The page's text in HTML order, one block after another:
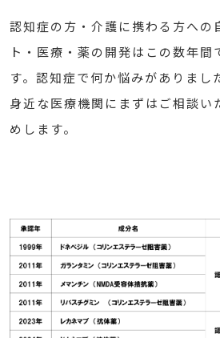
認知症の方・介護に携わる方への
ト・医療・薬の開発はこの数年間
す。認知症で何か悩みがありまし
身近な医療機関にまずはご相談い
めします。